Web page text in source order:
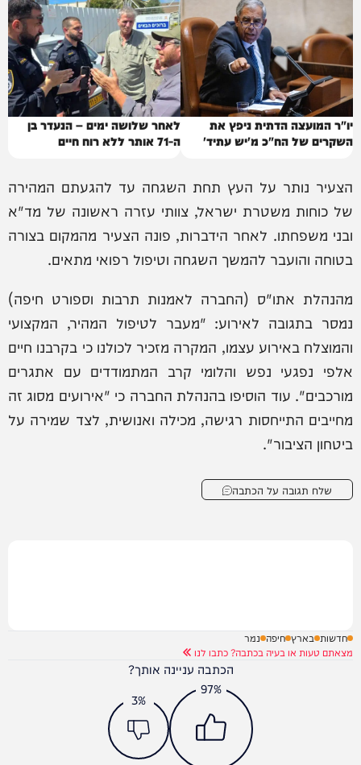
יו"ר המועצה הדתית ניפץ את
השקרים של הח"כ מ'יש עתיד'
לאחר שלושה ימים – הנעדר בן
ה-71 אותר ללא רוח חיים
הצעיר נותר על העץ תחת השגחה עד להגעתם המהירה
של כוחות משטרת ישראל, צוותי עזרה ראשונה של מד"א
ובני משפחתו. לאחר הידברות, פונה הצעיר מהמקום בצורה
בטוחה והועבר להמשך השגחה וטיפול רפואי מתאים.
מהנהלת אתו"ס (החברה לאמנות תרבות וספורט חיפה)
נמסר בתגובה לאירוע: "מעבר לטיפול המהיר, המקצועי
והמוצלח באירוע עצמו, המקרה מזכיר לכולנו כי בקרבנו חיים
אלפי נפגעי נפש והלומי קרב המתמודדים עם אתגרים
מורכבים". עוד הוסיפו בהנהלת החברה כי "אירועים מסוג זה
מחייבים התייחסות רגישה, מכילה ואנושית, לצד שמירה על
ביטחון הציבור".
שלח תגובה על הכתבה
חדשות בארץ חיפה נמר
מצאתם טעות או בעיה בכתבה? כתבו לנו
הכתבה עניינה אותך?
97%
3%